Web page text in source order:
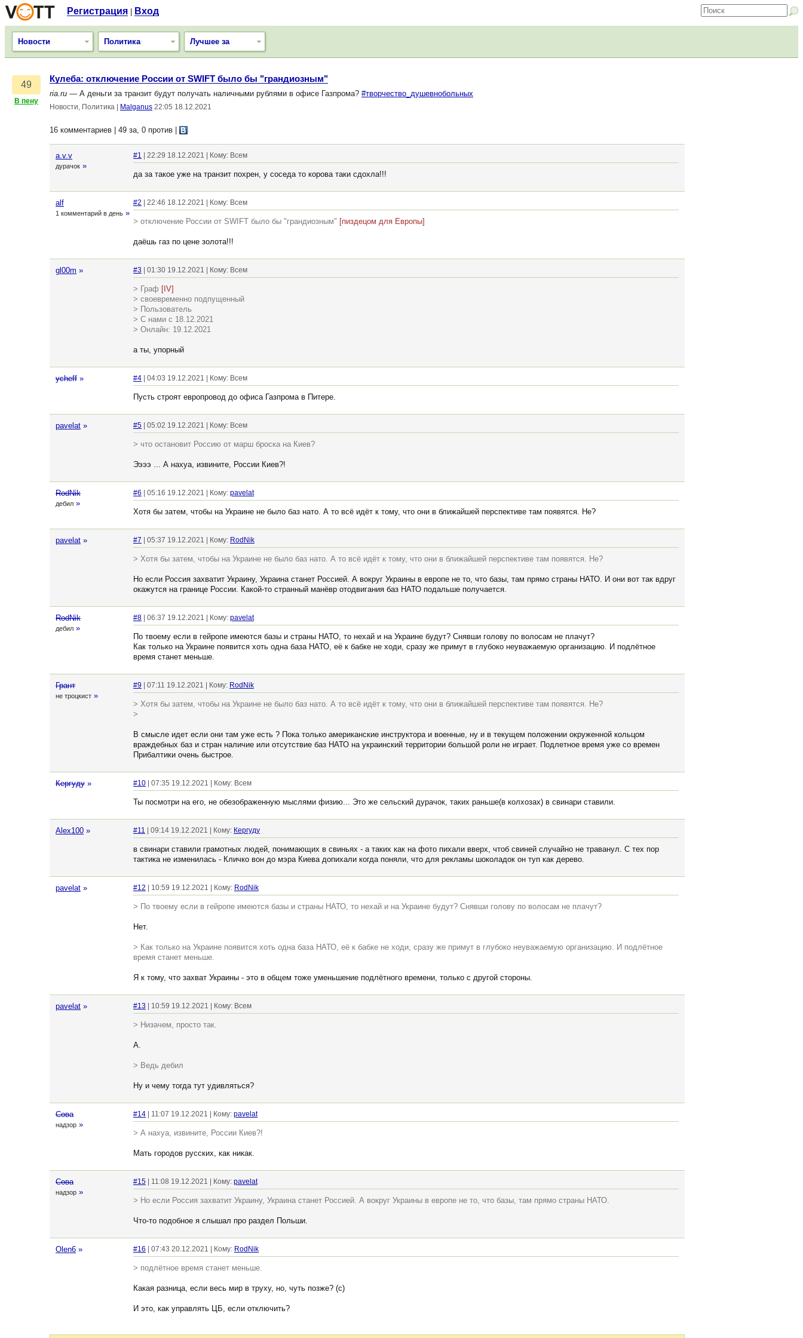
Регистрация Вход
Новости Политика Лучшее за
49
В пену
Кулеба: отключение России от SWIFT было бы "грандиозным"
ria.ru — А деньги за транзит будут получать наличными рублями в офисе Газпрома? #творчество_душевнобольных
Новости, Политика Malganus 22:05 18.12.2021
16 комментариев | 49 за, 0 против
a.v.v
дурачок »
#1 | 22:29 18.12.2021 | Кому: Всем
да за такое уже на транзит похрен, у соседа то корова таки сдохла!!!
alf
1 комментарий в день »
#2 | 22:46 18.12.2021 | Кому: Всем
> отключение России от SWIFT было бы "грандиозным" [пиздецом для Европы]
даёшь газ по цене золота!!!
gl00m » #3 | 01:30 19.12.2021 | Кому: Всем
> Граф [IV]
> своевременно подпущенный
> Пользователь
> С нами с 18.12.2021
> Онлайн: 19.12.2021
а ты, упорный
ycheff » #4 | 04:03 19.12.2021 | Кому: Всем
Пусть строят европровод до офиса Газпрома в Питере.
pavelat » #5 | 05:02 19.12.2021 | Кому: Всем
> что остановит Россию от марш броска на Киев?
Ээээ ... А нахуа, извините, России Киев?!
RodNik
дебил »
#6 | 05:16 19.12.2021 | Кому: pavelat
Хотя бы затем, чтобы на Украине не было баз нато. А то всё идёт к тому, что они в ближайшей перспективе там появятся. Не?
pavelat » #7 | 05:37 19.12.2021 | Кому: RodNik
> Хотя бы затем, чтобы на Украине не было баз нато. А то всё идёт к тому, что они в ближайшей перспективе там появятся. Не?
Но если Россия захватит Украину, Украина станет Россией. А вокруг Украины в европе не то, что базы, там прямо страны НАТО. И они вот так вдруг
окажутся на границе России. Какой-то странный манёвр отодвигания баз НАТО подальше получается.
RodNik
дебил »
#8 | 06:37 19.12.2021 | Кому: pavelat
По твоему если в гейропе имеются базы и страны НАТО, то нехай и на Украине будут? Снявши голову по волосам не плачут?
Как только на Украине появится хоть одна база НАТО, её к бабке не ходи, сразу же примут в глубоко неуважаемую организацию. И подлётное
время станет меньше.
Грант
не троцкист »
#9 | 07:11 19.12.2021 | Кому: RodNik
> Хотя бы затем, чтобы на Украине не было баз нато. А то всё идёт к тому, что они в ближайшей перспективе там появятся. Не?
>
В смысле идет если они там уже есть ? Пока только американские инструктора и военные, ну и в текущем положении окруженной кольцом
враждебных баз и стран наличие или отсутствие баз НАТО на украинский территории большой роли не играет. Подлетное время уже со времен
Прибалтики очень быстрое.
Кергуду » #10 | 07:35 19.12.2021 | Кому: Всем
Ты посмотри на его, не обезображенную мыслями физию... Это же сельский дурачок, таких раньше(в колхозах) в свинари ставили.
Alex100 » #11 | 09:14 19.12.2021 | Кому: Кергуду
в свинари ставили грамотных людей, понимающих в свиньях - а таких как на фото пихали вверх, чтоб свиней случайно не траванул. С тех пор
тактика не изменилась - Кличко вон до мэра Киева допихали когда поняли, что для рекламы шоколадок он туп как дерево.
pavelat » #12 | 10:59 19.12.2021 | Кому: RodNik
> По твоему если в гейропе имеются базы и страны НАТО, то нехай и на Украине будут? Снявши голову по волосам не плачут?
Нет.
> Как только на Украине появится хоть одна база НАТО, её к бабке не ходи, сразу же примут в глубоко неуважаемую организацию. И подлётное
время станет меньше.
Я к тому, что захват Украины - это в общем тоже уменьшение подлётного времени, только с другой стороны.
pavelat » #13 | 10:59 19.12.2021 | Кому: Всем
> Низачем, просто так.
А.
> Ведь дебил
Ну и чему тогда тут удивляться?
Сова
надзор »
#14 | 11:07 19.12.2021 | Кому: pavelat
> А нахуа, извините, России Киев?!
Мать городов русских, как никак.
Сова
надзор »
#15 | 11:08 19.12.2021 | Кому: pavelat
> Но если Россия захватит Украину, Украина станет Россией. А вокруг Украины в европе не то, что базы, там прямо страны НАТО.
Что-то подобное я слышал про раздел Польши.
Olen6 » #16 | 07:43 20.12.2021 | Кому: RodNik
> подлётное время станет меньше.
Какая разница, если весь мир в труху, но, чуть позже? (с)
И это, как управлять ЦБ, если отключить?